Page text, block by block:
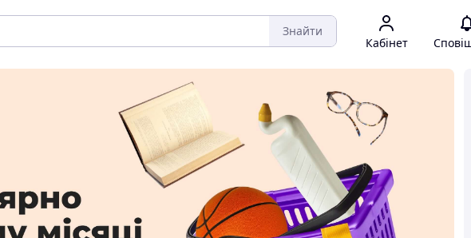
Знайти
Кабінет